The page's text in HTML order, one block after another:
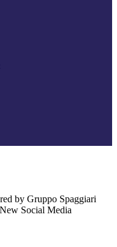
by Gruppo Spaggiari
Social Media